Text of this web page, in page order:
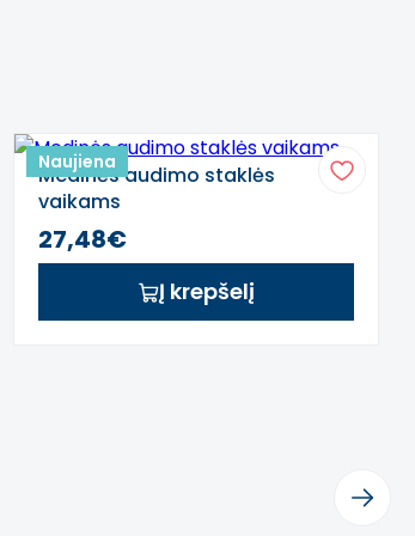
Naujiena
Medinės audimo staklės
vaikams
27,48€
Į krepšelį
Next